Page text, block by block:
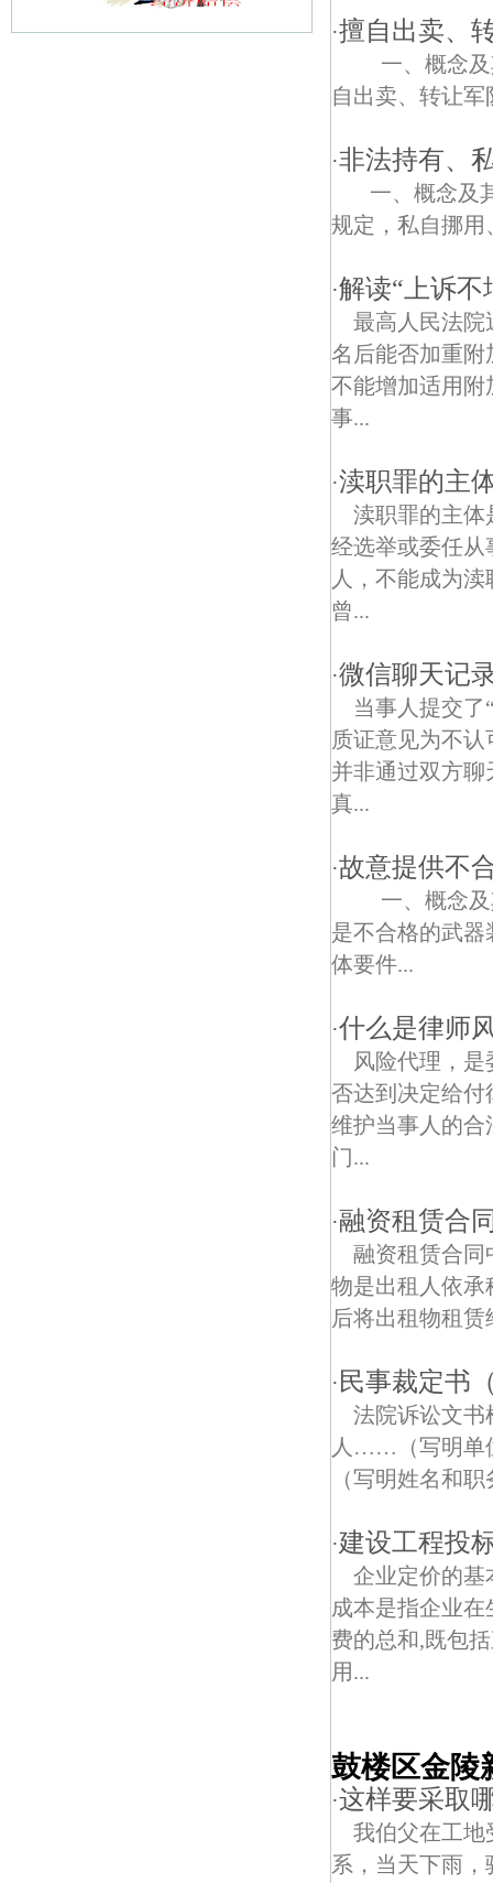
·擅自出卖、
一、概念及
自出卖、转让
·非法持有、
一、概念及
规定，私自挪
·解读“上诉不
最高人民法院
名后能否加重附
不能增加适用附
事...
·渎职罪的主
渎职罪的主体
经选举或委任从
人，不能成为
曾...
·微信聊天记
当事人提交
质证意见为不
并非通过双方
真...
·故意提供不
一、概念及
是不合格的武
体要件...
·什么是律师
风险代理，
否达到决定给付
维护当事人的合
门...
·融资租赁合
融资租赁合
物是出租人依承
后将出租物租
· 民事裁定书
法院诉讼
人……（写明
（写明姓名和
·建设工程投
企业定价的基
成本是指企业
费的总和,既包
用...
鼓楼区金陵
·这样要采取
我伯父在工地
系，当天下雨